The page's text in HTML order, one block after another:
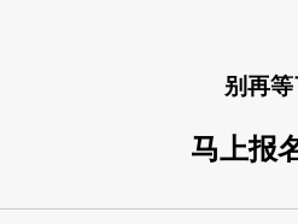
别再等
马上报